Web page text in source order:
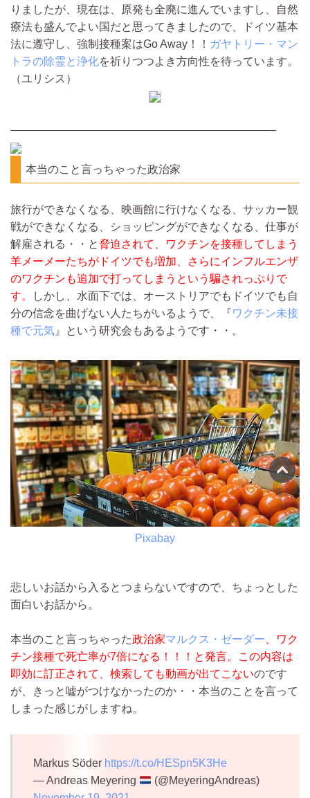
りましたが、現在は、原発も全廃に進んでいますし、自然
療法も盛んでよい国だと思ってきましたので、ドイツ基本
法に遵守し、強制接種案はGo Away！！ ガヤトリー・マン
トラの除霊と浄化を祈りつつよき方向性を待っています。
（ユリシス）
————————————————————————
本当のこと言っちゃった政治家
旅行ができなくなる、映画館に行けなくなる、サッカー観
戦ができなくなる、ショッピングができなくなる、仕事が
解雇される・・と 脅迫されて、ワクチンを接種してしまう
羊メーメーたちがドイツでも増加、さらにインフルエンザ
のワクチンも追加で打ってしまうという騙されっぷりで
す。
しかし、水面下では、オーストリアでもドイツでも自
分の信念を曲げない人たちがいるようで、『ワクチン未接
種で元気 』という研究会もあるようです・・。
Pixabay
悲しいお話から入るとつまらないですので、ちょっとした
面白いお話から。
本当のこと言っちゃった政治家マルクス・ゼーダー 、ワク
チン接種で死亡率が7倍になる！！！と発言。
この内容は
即効に訂正されて、検索しても動画が出てこないのです
が、きっと嘘がつけなかったのか・・本当のことを言って
しまった感じがしますね。
Markus Söder https://t.co/HESpn5K3He
— Andreas Meyering
(@MeyeringAndreas)